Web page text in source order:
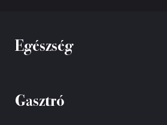
Egészség
Gasztró